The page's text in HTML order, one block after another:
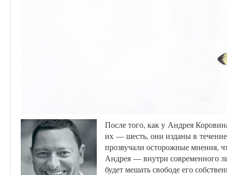
После того, как у Андрея
их — шесть, они изданы в
прозвучали осторожные мнения,
Андрея — внутри современного
будет мешать свободе его